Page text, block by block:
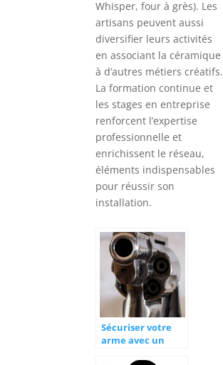
Whisper, four à grès). Les
artisans peuvent aussi
diversifier leurs activités
en associant la céramique
à d’autres métiers créatifs.
La formation continue et
les stages en entreprise
renforcent l’expertise
professionnelle et
enrichissent le réseau,
éléments indispensables
pour réussir son
installation.
Sécuriser votre
arme avec un